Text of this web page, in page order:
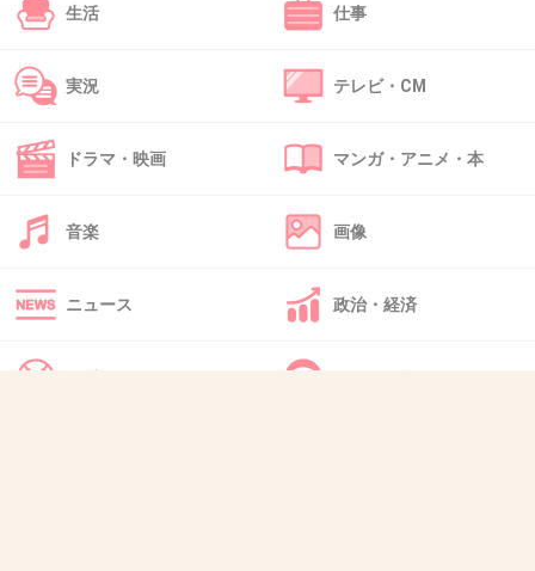
＞１８
サンタフェのときは、本当に綺麗だったよね
もの
+31
生活 仕事
実況 テレビ・CM
ドラマ・映画 マンガ・アニメ・本
音楽 画像
ニュース 政治・経済